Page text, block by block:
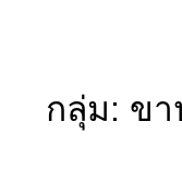
กลุ่ม: ขา